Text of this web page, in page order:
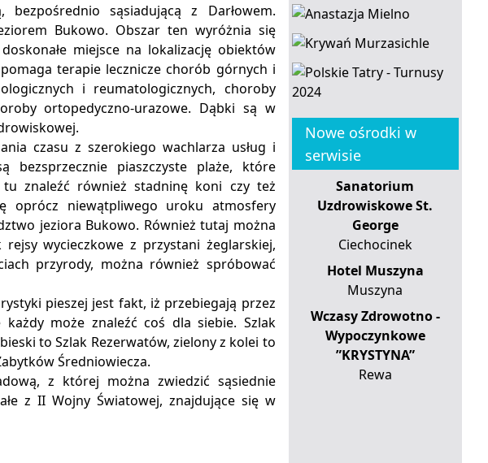
sąsiadującą z Darłowem.
Bukowo. Obszar ten wyróżnia się
miejsce na lokalizację obiektów
terapie lecznicze chorób górnych i
i reumatologicznych, choroby
ortopedyczno-urazowe. Dąbki są w
czasu z szerokiego wachlarza usług i
bezsprzecznie piaszczyste plaże, które
znaleźć również stadninę koni czy też
oprócz niewątpliwego uroku atmosfery
jeziora Bukowo. Również tutaj można
wycieczkowe z przystani żeglarskiej,
przyrody, można również spróbować
pieszej jest fakt, iż przebiegają przez
może znaleźć coś dla siebie. Szlak
to Szlak Rezerwatów, zielony z kolei to
Średniowiecza.
z której można zwiedzić sąsiednie
z II Wojny Światowej, znajdujące się w
Nowe ośrodki w
serwisie
Sanatorium
Uzdrowiskowe St.
George
Ciechocinek
Hotel Muszyna
Muszyna
Wczasy Zdrowotno -
Wypoczynkowe
”KRYSTYNA”
Rewa